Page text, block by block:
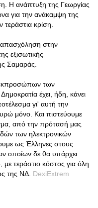
Η ανάπτυξη της Γεωργίας
για την ανάκαμψη της
κρίση.
απασχόληση στην
εξισωτικής
Σαμαράς.
των
έχει, ήδη, κάνει
γι' αυτή την
μόνο. Και πιστεύουμε
από την πρότασή μας
των ηλεκτρονικών
ως Έλληνες στους
οποίων δε θα υπάρχει
τεράστιο κόστος για όλη
της ΝΔ. DexiExtrem